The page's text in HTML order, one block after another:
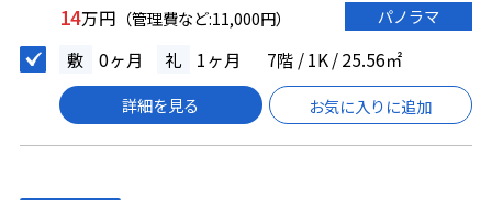
14万円 （管理費など:11,000円） パノラマ
敷 0ヶ月 礼 1ヶ月 7階 / 1K / 25.56㎡
詳細を見る お気に入りに追加